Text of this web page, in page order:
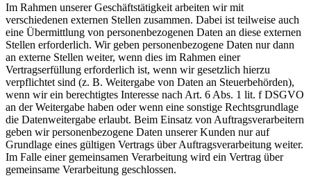
Im Rahmen unserer Geschäftstätigkeit arbeiten wir mit
verschiedenen externen Stellen zusammen. Dabei ist teilweise auch
eine Übermittlung von personenbezogenen Daten an diese externen
Stellen erforderlich. Wir geben personenbezogene Daten nur dann
an externe Stellen weiter, wenn dies im Rahmen einer
Vertragserfüllung erforderlich ist, wenn wir gesetzlich hierzu
verpflichtet sind (z. B. Weitergabe von Daten an Steuerbehörden),
wenn wir ein berechtigtes Interesse nach Art. 6 Abs. 1 lit. f DSGVO
an der Weitergabe haben oder wenn eine sonstige Rechtsgrundlage
die Datenweitergabe erlaubt. Beim Einsatz von Auftragsverarbeitern
geben wir personenbezogene Daten unserer Kunden nur auf
Grundlage eines gültigen Vertrags über Auftragsverarbeitung weiter.
Im Falle einer gemeinsamen Verarbeitung wird ein Vertrag über
gemeinsame Verarbeitung geschlossen.